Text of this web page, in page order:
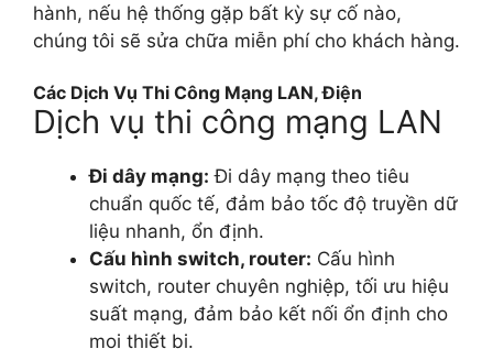
hành, nếu hệ thống gặp bất kỳ sự cố nào,
chúng tôi sẽ sửa chữa miễn phí cho khách hàng.
Các Dịch Vụ Thi Công Mạng LAN, Điện
Dịch vụ thi công mạng LAN
Đi dây mạng: Đi dây mạng theo tiêu
chuẩn quốc tế, đảm bảo tốc độ truyền dữ
liệu nhanh, ổn định.
Cấu hình switch, router: Cấu hình
switch, router chuyên nghiệp, tối ưu hiệu
suất mạng, đảm bảo kết nối ổn định cho
mọi thiết bị.